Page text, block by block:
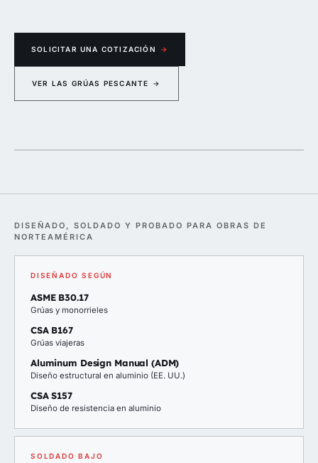
SOLICITAR UNA COTIZACIÓN →
VER LAS GRÚAS PESCANTE →
DISEÑADO, SOLDADO Y PROBADO PARA OBRAS DE
NORTEAMÉRICA
DISEÑADO SEGÚN
ASME B30.17
Grúas y monorrieles
CSA B167
Grúas viajeras
Aluminum Design Manual (ADM)
Diseño estructural en aluminio (EE. UU.)
CSA S157
Diseño de resistencia en aluminio
SOLDADO BAJO